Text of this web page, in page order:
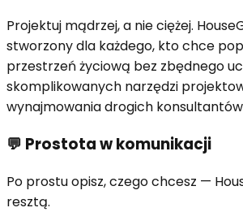
Projektuj mądrzej, a nie ciężej.
stworzony dla każdego, kto chce
przestrzeń życiową bez zbędnego
skomplikowanych narzędzi
wynajmowania drogich
💬 Prostota w komunikacji
Po prostu opisz, czego chcesz —
resztą.